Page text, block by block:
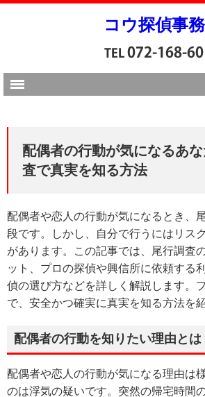
コウ探偵事
配偶者の行動が気になるあ
査で真実を知る方法
配偶者や恋人の行動が気になるとき、
段です。しかし、自分で行うにはリス
があります。この記事では、尾行調査
ット、プロの探偵や興信所に依頼する
偵の選び方などを詳しく解説します。
で、安全かつ確実に真実を知る方法を
配偶者の行動を知りたい理由とは
配偶者や恋人の行動が気になる理由は
のは浮気の疑いです。突然の帰宅時間